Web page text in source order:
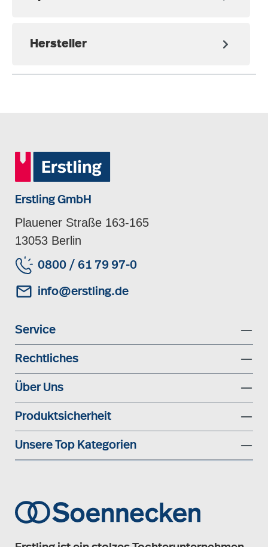
Hersteller
Erstling GmbH
Plauener Straße 163-165
13053 Berlin
0800 / 61 79 97-0
info@erstling.de
Service
Rechtliches
Über Uns
Produktsicherheit
Unsere Top Kategorien